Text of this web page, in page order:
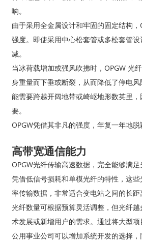
响。
由于采用全金属设计和牢固的固定结构
强度。即使采用中心松套管或多松套管
减。
当冰荷载增加或强风吹拂时，OPGW 光
身重量而下垂或断裂，从而降低了停电
能需要跨越开阔地带或崎岖地形数英里
要。
OPGW凭借其非凡的强度，年复一年地脱
高带宽通信能力
OPGW光纤传输高速数据，完全能够满足
凭借低信号损耗和单模光纤的特性，这
率传输数据，非常适合变电站之间的长距
光纤数量可根据预算灵活调整，但光纤
术发展或新增用户的需求。通过将大型项
公用事业公司可以增加系统开发的选择，